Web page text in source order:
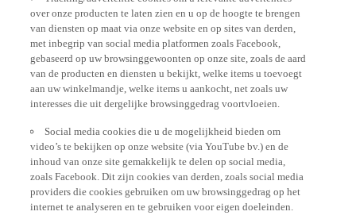
over onze producten te laten zien en u op de hoogte te brengen
van diensten op maat via onze website en op sites van derden,
met inbegrip van social media platformen zoals Facebook,
gebaseerd op uw browsinggewoonten op onze site, zoals de aard
van de producten en diensten u bekijkt, welke items u toevoegt
aan uw winkelmandje, welke items u aankocht, net zoals uw
interesses die uit dergelijke browsinggedrag voortvloeien.
Social media cookies die u de mogelijkheid bieden om
video’s te bekijken op onze website (via YouTube bv.) en de
inhoud van onze site gemakkelijk te delen op social media,
zoals Facebook. Dit zijn cookies van derden, zoals social media
providers die cookies gebruiken om uw browsinggedrag op het
internet te analyseren en te gebruiken voor eigen doeleinden.